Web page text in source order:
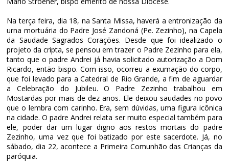
Na terça feira, dia 18, na Santa Missa, haverá a entronização da
urna mortuária do Padre José Zandoná (Pe. Zezinho), na Capela
da Saudade Sagrados Corações. Desde que foi idealizado o
projeto da cripta, se pensou em trazer o Padre Zezinho para ela,
tanto que o padre Andrei já havia solicitado autorização a Dom
Ricardo, então bispo. Com isso, ocorreu a exumação do corpo,
que foi levado para a Catedral de Rio Grande, a fim de aguardar
a Celebração do Jubileu. O Padre Zezinho trabalhou em
Mostardas por mais de dez anos. Ele deixou saudades no povo
que o lembra com carinho. Era, sem dúvidas, uma figura icônica
na cidade. O padre Andrei relata ser muito especial também para
ele, poder dar um lugar digno aos restos mortais do padre
Zezinho, uma vez que foi batizado por este sacerdote. Já, no
sábado, dia 22, acontece a Primeira Comunhão das Crianças da
paróquia.